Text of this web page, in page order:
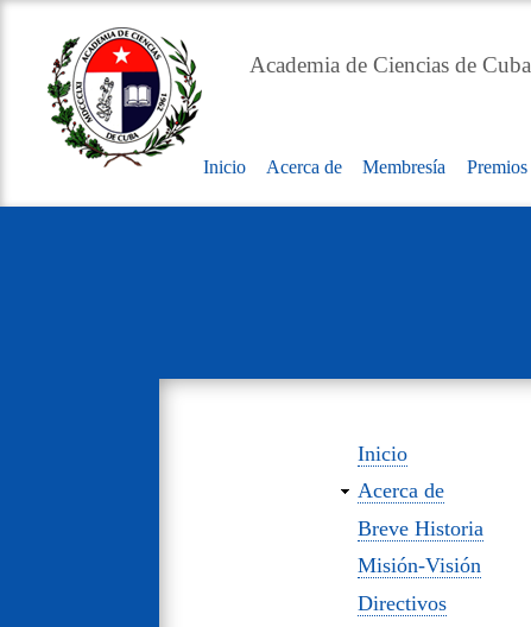
Academia de Ciencias de Cuba
Inicio Acerca de Membresía Premios
site
map
Inicio
Acerca de
Breve Historia
Misión-Visión
Directivos